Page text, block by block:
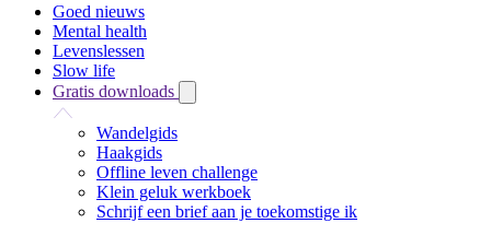
Goed nieuws
Mental health
Levenslessen
Slow life
Gratis downloads
Wandelgids
Haakgids
Offline leven challenge
Klein geluk werkboek
Schrijf een brief aan je toekomstige ik